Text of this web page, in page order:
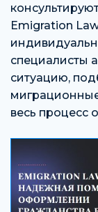
Emigration
специалисты
ситуацию,
весь процесс